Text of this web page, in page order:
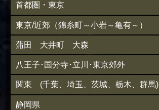
首都圏・東京
東京/近郊（錦糸町～小岩～亀有～）
蒲田 大井町 大森
八王子･国分寺･立川･東京郊外
関東 (千葉、埼玉、茨城、栃木、群馬)
静岡県